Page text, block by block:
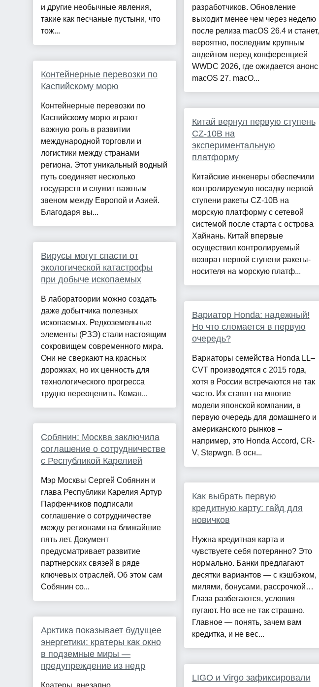
и другие необычные явления,
такие как песчаные пустыни, что
тож...
Контейнерные перевозки по
Каспийскому морю
Контейнерные перевозки по
Каспийскому морю играют
важную роль в развитии
международной торговли и
логистики между странами
региона. Этот уникальный водный
путь соединяет несколько
государств и служит важным
звеном между Европой и Азией.
Благодаря вы...
Вирусы могут спасти от
экологической катастрофы
при добыче ископаемых
В лаборатоории можно создать
даже добытчика полезных
ископаемых. Редкоземельные
элементы (РЗЭ) стали настоящим
сокровищем современного мира.
Они не сверкают на красных
дорожках, но их ценность для
технологического прогресса
трудно переоценить. Коман...
Собянин: Москва заключила
соглашение о сотрудничестве
с Республикой Карелией
Мэр Москвы Сергей Собянин и
глава Республики Карелия Артур
Парфенчиков подписали
соглашение о сотрудничестве
между регионами на ближайшие
пять лет. Документ
предусматривает развитие
партнерских связей в ряде
ключевых отраслей. Об этом сам
Собянин со...
Арктика показывает будущее
энергетики: кратеры как окно
в подземные миры —
предупреждение из недр
разработчиков. Обновление
выходит менее чем через неделю
после релиза macOS 26.4 и станет,
вероятно, последним крупным
апдейтом перед конференцией
WWDC 2026, где ожидается анонс
macOS 27. macO...
Китай вернул первую ступень
CZ-10B на
экспериментальную
платформу
Китайские инженеры обеспечили
контролируемую посадку первой
ступени ракеты CZ-10B на
морскую платформу с сетевой
системой после старта с острова
Хайнань. Китай впервые
осуществил контролируемый
возврат первой ступени ракеты-
носителя на морскую платф...
Вариатор Honda: надежный!
Но что сломается в первую
очередь?
Вариаторы семейства Honda LL–
CVT производятся с 2015 года,
хотя в России встречаются не так
часто. Их ставят на многие
модели японской компании, в
первую очередь для домашнего и
американского рынков –
например, это Honda Accord, CR-
V, Stepwgn. В осн...
Как выбрать первую
кредитную карту: гайд для
новичков
Нужна кредитная карта и
чувствуете себя потерянно? Это
нормально. Банки предлагают
десятки вариантов — с кэшбэком,
милями, бонусами, рассрочкой…
Глаза разбегаются, условия
пугают. Но все не так страшно.
Главное — понять, зачем вам
кредитка, и не вес...
LIGO и Virgo зафиксировали